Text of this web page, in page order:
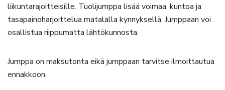
liikuntarajoitteisille. Tuolijumppa lisää voimaa, kuntoa ja
tasapainoharjoittelua matalalla kynnyksellä. Jumppaan voi
osallistua riippumatta lähtökunnosta.
Jumppa on maksutonta eikä jumppaan tarvitse ilmoittautua
ennakkoon.